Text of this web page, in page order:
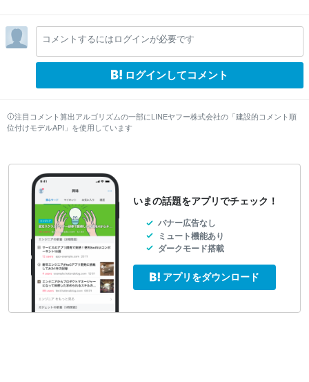
コメントするにはログインが必要です
ログインしてコメント
注目コメント算出アルゴリズムの一部にLINEヤフー株式会社の「建設的コメント順
位付けモデルAPI」を使用しています
いまの話題をアプリでチェック！
バナー広告なし
ミュート機能あり
ダークモード搭載
アプリをダウンロード